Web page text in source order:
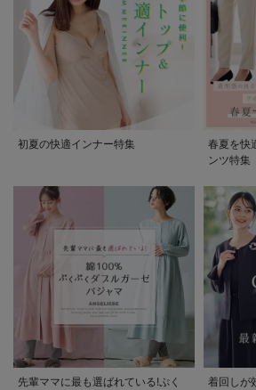
初夏の快適インナー特集
春夏を快
ンツ特集
先輩ママに最も選ばれている!ぷく
着回しが